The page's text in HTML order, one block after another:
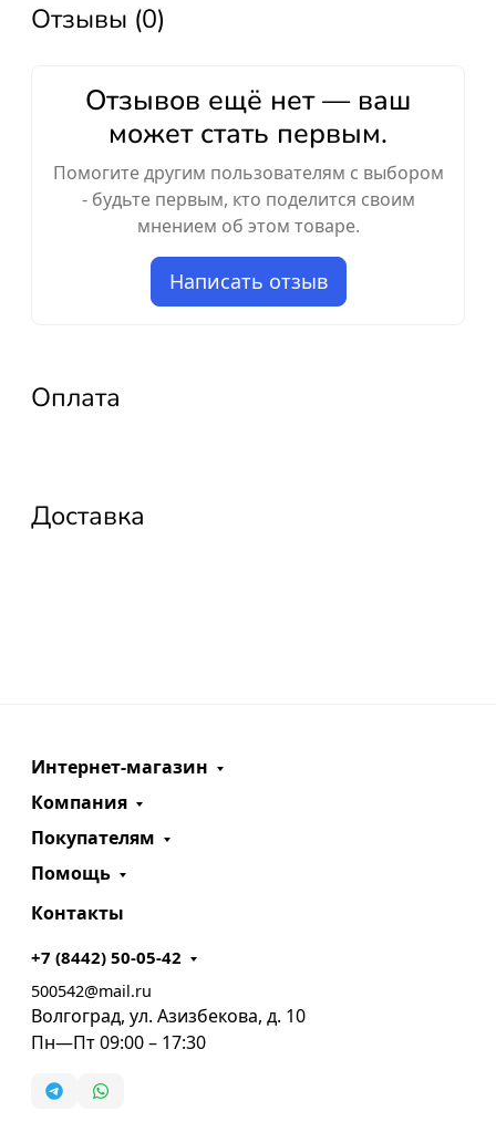
Отзывы (0)
Отзывов ещё нет — ваш
может стать первым.
Помогите другим пользователям с выбором
- будьте первым, кто поделится своим
мнением об этом товаре.
Написать отзыв
Оплата
Доставка
Интернет-магазин
Компания
Покупателям
Помощь
Контакты
+7 (8442) 50-05-42
500542@mail.ru
Волгоград, ул. Азизбекова, д. 10
Пн—Пт 09:00 – 17:30